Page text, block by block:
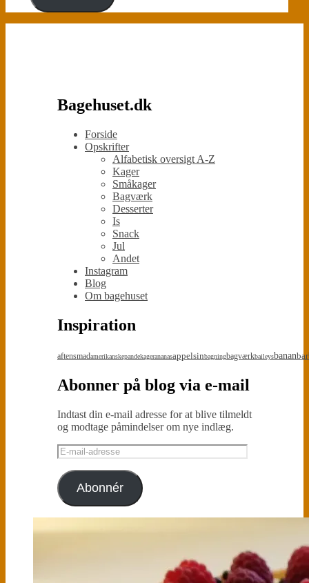
Bagehuset.dk
Forside
Opskrifter
Alfabetisk oversigt A-Z
Kager
Småkager
Bagværk
Desserter
Is
Snack
Jul
Andet
Instagram
Blog
Om bagehuset
Inspiration
aftensmadamerikanskepandekagerananasappelsinbagningbagværkbaileysbananbar
Abonner på blog via e-mail
Indtast din e-mail adresse for at blive tilmeldt
og modtage påmindelser om nye indlæg.
E-
mail-
adresse
Abonnér